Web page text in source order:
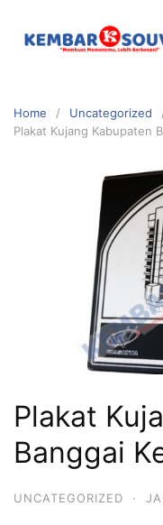
Home
Uncategorized
Plakat Kujang Kabupaten
Plakat
Banggai
UNCATEGORIZED ·